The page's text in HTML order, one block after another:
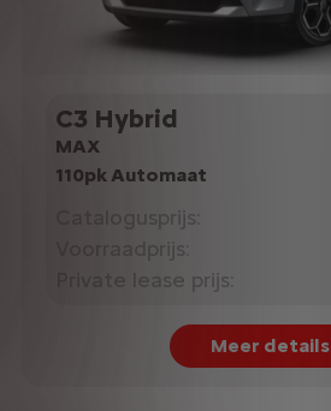
C3 Hybrid
MAX
110pk Automaat
Catalogusprijs:
Voorraadprijs:
Private lease prijs:
Meer details